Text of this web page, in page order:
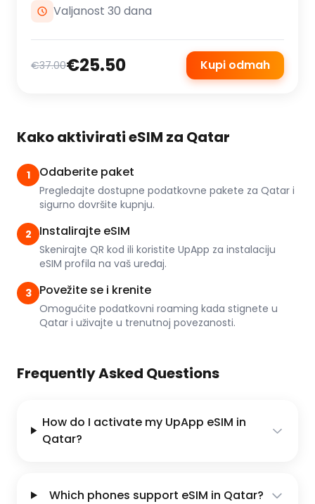
Valjanost 30 dana
€37.00€25.50 Kupi odmah
Kako aktivirati eSIM za Qatar
1 Odaberite paket
Pregledajte dostupne podatkovne pakete za Qatar i
sigurno dovršite kupnju.
2 Instalirajte eSIM
Skenirajte QR kod ili koristite UpApp za instalaciju
eSIM profila na vaš uređaj.
3 Povežite se i krenite
Omogućite podatkovni roaming kada stignete u
Qatar i uživajte u trenutnoj povezanosti.
Frequently Asked Questions
How do I activate my UpApp eSIM in
Qatar?
Which phones support eSIM in Qatar?